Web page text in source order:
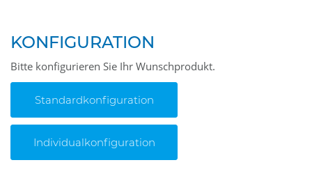
KONFIGURATION
Bitte konfigurieren Sie Ihr Wunschprodukt.
Standardkonfiguration
Individualkonfiguration